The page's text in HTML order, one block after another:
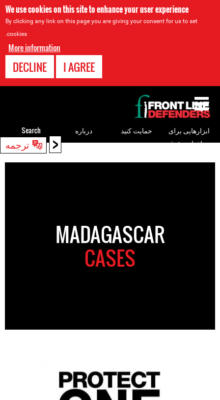
We use cookies on this site to enhance your user experience
By clicking any link on this page you are giving your consent for us to set
cookies.
More information
I AGREE
DECLINE
< ترجمه
to
MADAGASCAR
CASES
to
top
ابزارهایی برای
مدافعان حقوق
حمایت کنید درباره Search